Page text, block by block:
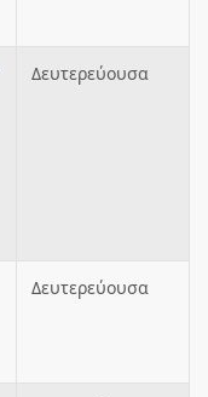
Δευτερεύουσα
Δευτερεύουσα